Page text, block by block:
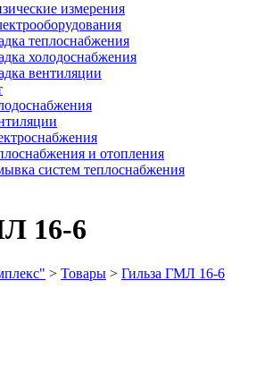
измерения
теплоснабжения
холодоснабжения
вентиляции
и отопления
систем теплоснабжения
16-6
> Товары > Гильза ГМЛ 16-6